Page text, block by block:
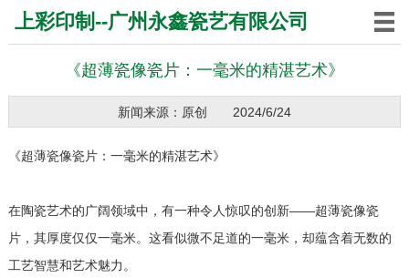
上彩印制--广州永鑫瓷艺有限公司
《超薄瓷像瓷片：一毫米的精湛艺术》
新闻来源：原创 2024/6/24
《超薄瓷像瓷片：一毫米的精湛艺术》
在陶瓷艺术的广阔领域中，有一种令人惊叹的创新——超薄瓷像瓷
片，其厚度仅仅一毫米。这看似微不足道的一毫米，却蕴含着无数的
工艺智慧和艺术魅力。